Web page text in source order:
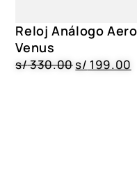
Reloj Análogo
Venus
s/330.00s/ 199.00